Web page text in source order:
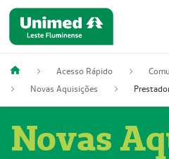
Acesso Rápido
Novas Aquisições
Novas